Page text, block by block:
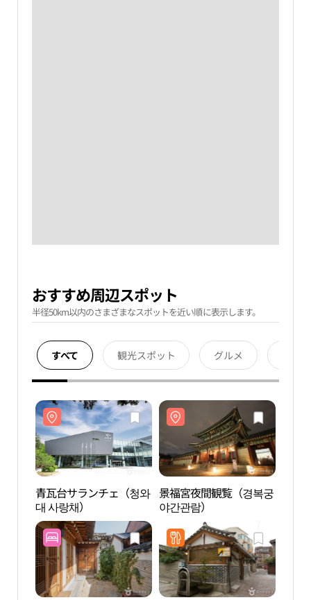
おすすめ周辺スポット
半径50km以内のさまざまなスポットを近い順に表示します。
すべて 観光スポット グルメ
青瓦台サランチェ（청와
대 사랑채）
景福宮夜間観覧（경복궁
야간관람）